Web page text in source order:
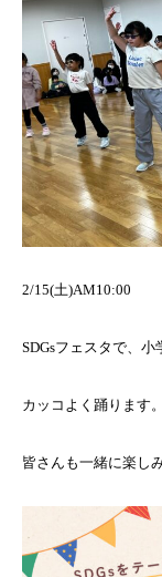
2/15(土)AM10:00
SDGsフェスタで、
カッコよく踊ります。
皆さんも一緒に楽し